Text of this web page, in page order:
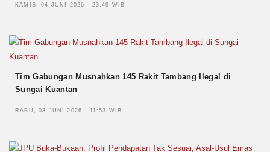
KAMIS, 04 JUNI 2026 - 23:49 WIB
Tim Gabungan Musnahkan 145 Rakit Tambang Ilegal di
Sungai Kuantan
RABU, 03 JUNI 2026 - 11:53 WIB